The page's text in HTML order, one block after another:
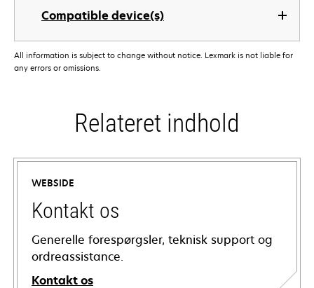
Compatible device(s)
All information is subject to change without notice. Lexmark is not liable for
any errors or omissions.
Relateret indhold
WEBSIDE
Kontakt os
Generelle forespørgsler, teknisk support og
ordreassistance.
Kontakt os